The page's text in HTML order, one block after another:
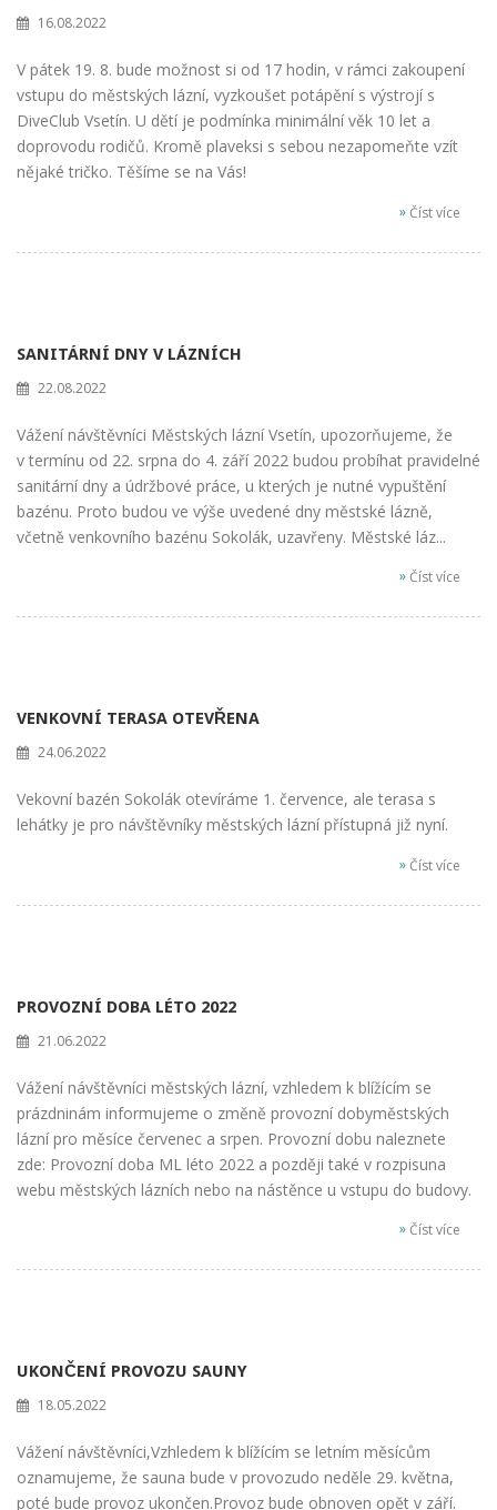
16.08.2022
V pátek 19. 8. bude možnost si od 17 hodin, v rámci zakoupení
vstupu do městských lázní, vyzkoušet potápění s výstrojí s
DiveClub Vsetín. U dětí je podmínka minimální věk 10 let a
doprovodu rodičů. Kromě plaveksi s sebou nezapomeňte vzít
nějaké tričko. Těšíme se na Vás!
»Číst více
SANITÁRNÍ DNY V LÁZNÍCH
22.08.2022
Vážení návštěvníci Městských lázní Vsetín, upozorňujeme, že
v termínu od 22. srpna do 4. září 2022 budou probíhat pravidelné
sanitární dny a údržbové práce, u kterých je nutné vypuštění
bazénu. Proto budou ve výše uvedené dny městské lázně,
včetně venkovního bazénu Sokolák, uzavřeny. Městské láz...
»Číst více
VENKOVNÍ TERASA OTEVŘENA
24.06.2022
Vekovní bazén Sokolák otevíráme 1. července, ale terasa s
lehátky je pro návštěvníky městských lázní přístupná již nyní.
»Číst více
PROVOZNÍ DOBA LÉTO 2022
21.06.2022
Vážení návštěvníci městských lázní, vzhledem k blížícím se
prázdninám informujeme o změně provozní dobyměstských
lázní pro měsíce červenec a srpen. Provozní dobu naleznete
zde: Provozní doba ML léto 2022 a později také v rozpisuna
webu městských lázních nebo na nástěnce u vstupu do budovy.
»Číst více
UKONČENÍ PROVOZU SAUNY
18.05.2022
Vážení návštěvníci,Vzhledem k blížícím se letním měsícům
oznamujeme, že sauna bude v provozudo neděle 29. května,
poté bude provoz ukončen.Provoz bude obnoven opět v září.